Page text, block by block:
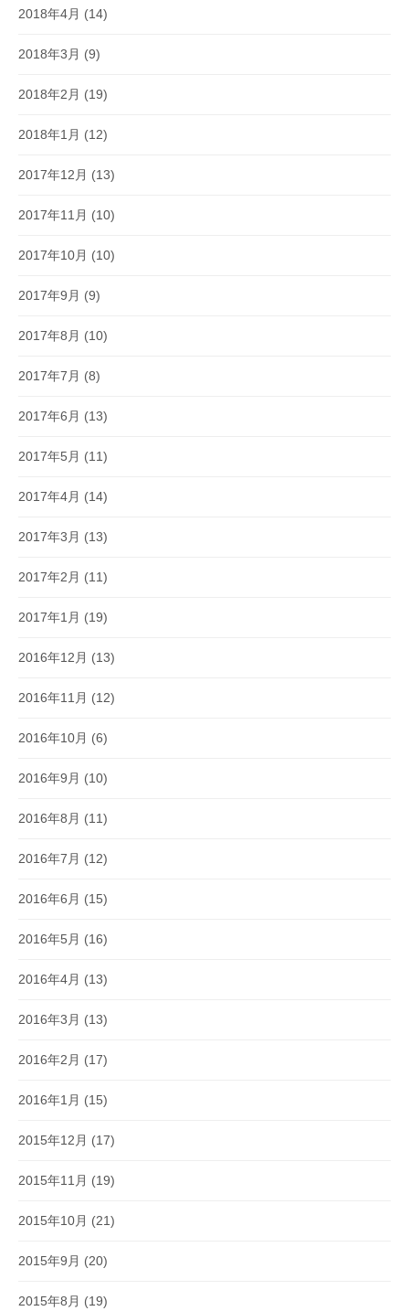
2018年4月 (14)
2018年3月 (9)
2018年2月 (19)
2018年1月 (12)
2017年12月 (13)
2017年11月 (10)
2017年10月 (10)
2017年9月 (9)
2017年8月 (10)
2017年7月 (8)
2017年6月 (13)
2017年5月 (11)
2017年4月 (14)
2017年3月 (13)
2017年2月 (11)
2017年1月 (19)
2016年12月 (13)
2016年11月 (12)
2016年10月 (6)
2016年9月 (10)
2016年8月 (11)
2016年7月 (12)
2016年6月 (15)
2016年5月 (16)
2016年4月 (13)
2016年3月 (13)
2016年2月 (17)
2016年1月 (15)
2015年12月 (17)
2015年11月 (19)
2015年10月 (21)
2015年9月 (20)
2015年8月 (19)